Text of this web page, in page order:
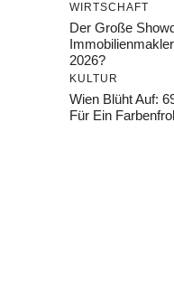
WIRTSCHAFT
Der Große
2026?
KULTUR
Wien Blüht Auf:
Für Ein